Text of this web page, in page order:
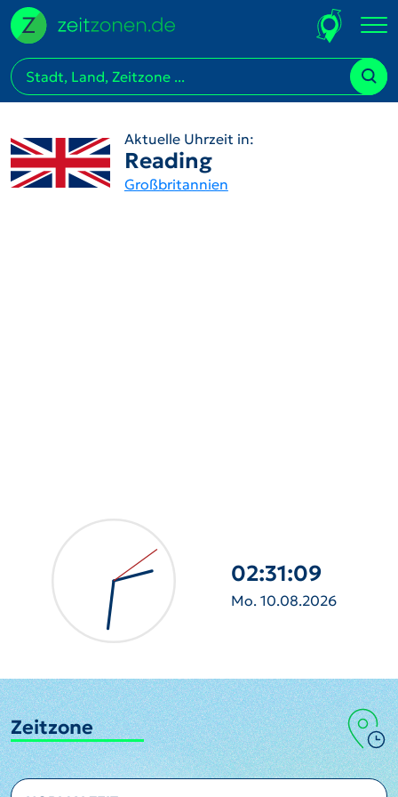
Aktuelle Uhrzeit in:
Reading
Großbritannien
02:31:11
Mo. 10.08.2026
Zeitzone